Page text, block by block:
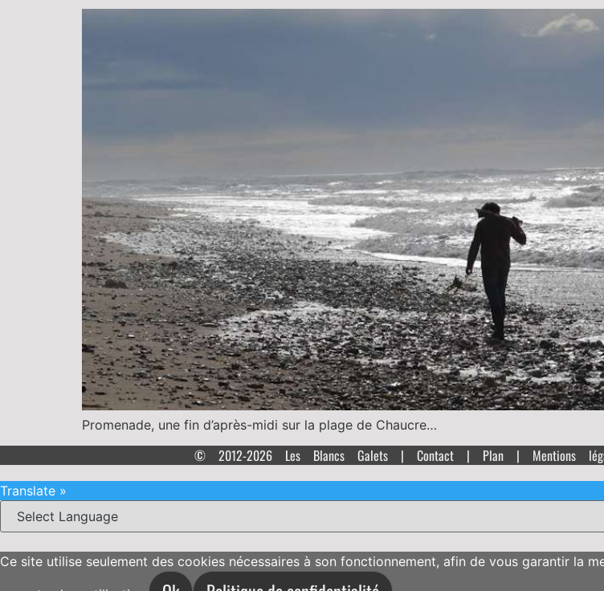
Promenade, une fin d’après-midi sur la plage de Chaucre…
© 2012-2026 Les Blancs Galets | Contact | Plan | Mentions
Translate »
Ce site utilise seulement des cookies nécessaires à son fonctionnement, afin de vous garantir la